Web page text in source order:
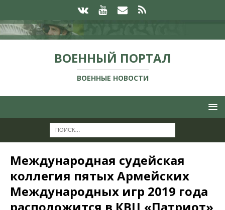
ВОЕННЫЙ ПОРТАЛ
ВОЕННЫЕ НОВОСТИ
Международная судейская
коллегия пятых Армейских
Международных игр 2019 года
расположится в КВЦ «Патриот»